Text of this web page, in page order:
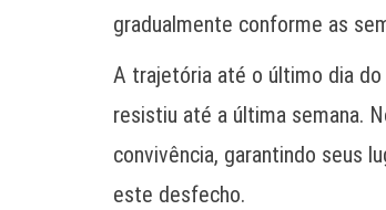
gradualmente conforme as
A trajetória até o último dia do
resistiu até a última semana.
convivência, garantindo seus
este desfecho.